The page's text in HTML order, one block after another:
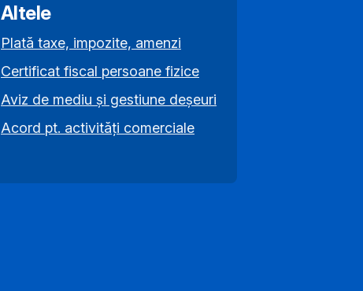
Altele
Plată taxe, impozite, amenzi
Certificat fiscal persoane fizice
Aviz de mediu și gestiune deșeuri
Acord pt. activități comerciale